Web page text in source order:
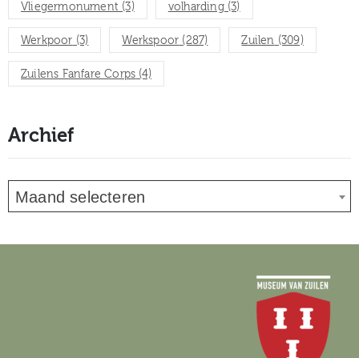
Vliegermonument (3) volharding(3)
Werkpoor (3) Werkspoor (287) Zuilen (309)
Zuilens Fanfare Corps (4)
Archief
Maand selecteren